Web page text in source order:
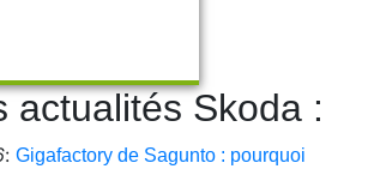
actualités Skoda :
: Gigafactory de Sagunto : pourquoi